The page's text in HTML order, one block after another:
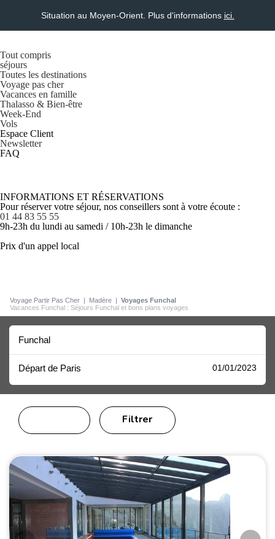
Situation au Moyen-Orient. Plus d'informations ici.
Tout compris
séjours
Toutes les destinations
Voyage pas cher
Vacances en famille
Thalasso & Bien-être
Week-End
Vols
Espace Client
Newsletter
FAQ
INFORMATIONS ET RÉSERVATIONS
Pour réserver votre séjour, nos conseillers sont à votre écoute :
01 44 83 55 55
9h-23h du lundi au samedi / 10h-23h le dimanche
Prix d'un appel local
Voyage Partir Pas Cher | Madère | Voyages Funchal
Vacances Funchal : Séjours Funchal et bons plans voyages
Funchal
Départ de Paris 01/01/2023
Filtrer